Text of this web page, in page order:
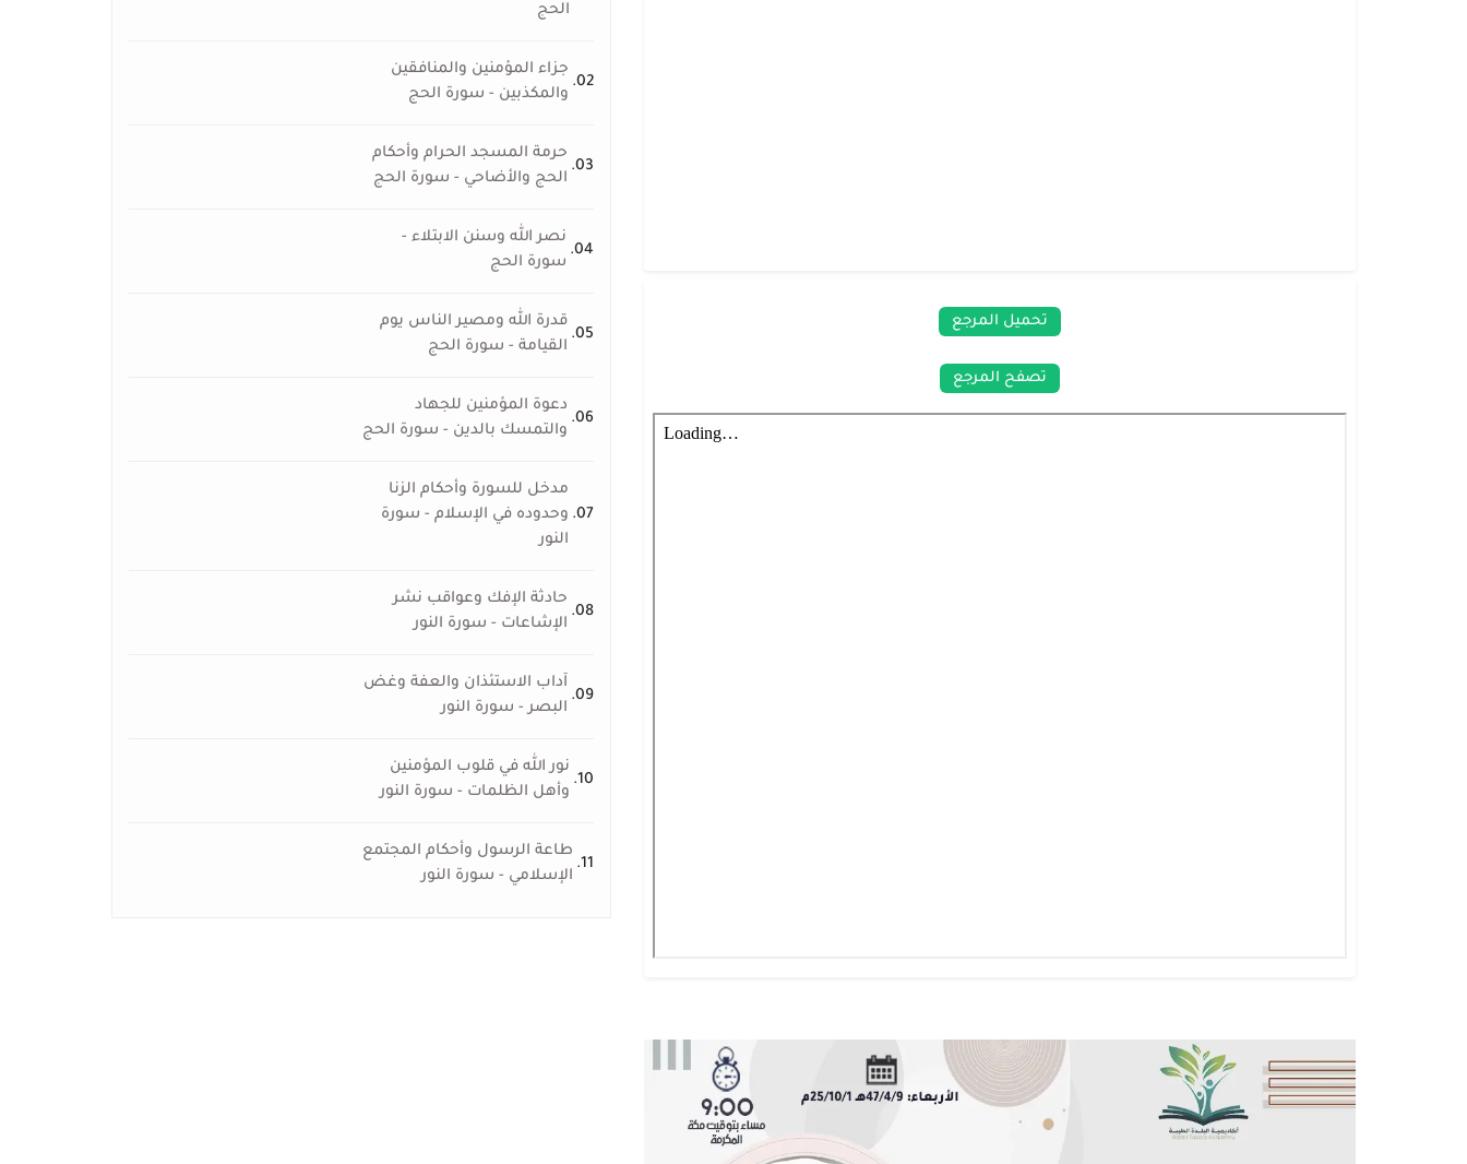
تحميل المرجع
تصفح المرجع
الحج
02.
جزاء المؤمنين والمنافقين
والمكذبين - سورة الحج
03.
حرمة المسجد الحرام وأحكام
الحج والأضاحي - سورة الحج
04.
نصر الله وسنن الابتلاء -
سورة الحج
05.
قدرة الله ومصير الناس يوم
القيامة - سورة الحج
06.
دعوة المؤمنين للجهاد
والتمسك بالدين - سورة الحج
07.
مدخل للسورة وأحكام الزنا
وحدوده في الإسلام - سورة
النور
08.
حادثة الإفك وعواقب نشر
الإشاعات - سورة النور
09.
آداب الاستئذان والعفة وغض
البصر - سورة النور
10.
نور الله في قلوب المؤمنين
وأهل الظلمات - سورة النور
11.
طاعة الرسول وأحكام المجتمع
الإسلامي - سورة النور